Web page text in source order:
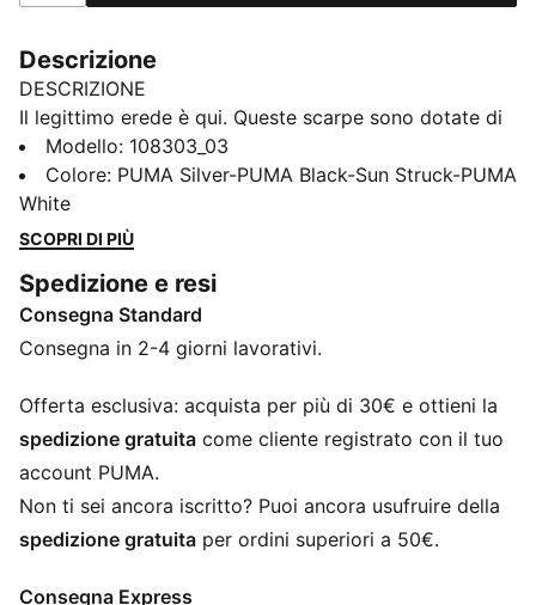
Descrizione
DESCRIZIONE
Il legittimo erede è qui. Queste scarpe sono dotate di
una tomaia K-BETTER™ per un tocco senza pari,
GRIPCONTROL 3D per un migliore controllo della palla
e una suola leggera per la massima manovrabilità.
Sperimentate la vestibilità e il comfort perfetti con la
sapere a tutti che c'è un nuovo KING in città.
CARATTERISTICHE + VANTAGGI
Tomaia realizzata con almeno il 30% di materiali
K-BETTER: meglio senza pelle. Materiale della tomaia
K-BETTER™ non a base animale per una nuova e
migliorata interpretazione del tocco, del comfort e
ORTHOLITE®: imbottitura in memory foam nel tallone,
per un maggiore comfort
Modello: 108303_03
Colore: PUMA Silver-PUMA Black-Sun Struck-PUMA
White
SCOPRI DI PIÙ
Spedizione e resi
Consegna Standard
Consegna in 2-4 giorni lavorativi.
Offerta esclusiva: acquista per più di 30€ e ottieni la
spedizione gratuita come cliente registrato con il tuo
account PUMA.
Non ti sei ancora iscritto? Puoi ancora usufruire della
spedizione gratuita per ordini superiori a 50€.
Consegna Express